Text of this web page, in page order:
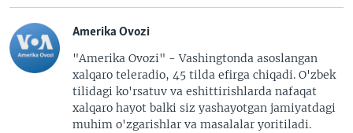
Amerika Ovozi
"Amerika Ovozi" - Vashingtonda asoslangan
xalqaro teleradio, 45 tilda efirga chiqadi. O'zbek
tilidagi ko'rsatuv va eshittirishlarda nafaqat
xalqaro hayot balki siz yashayotgan jamiyatdagi
muhim o'zgarishlar va masalalar yoritiladi.